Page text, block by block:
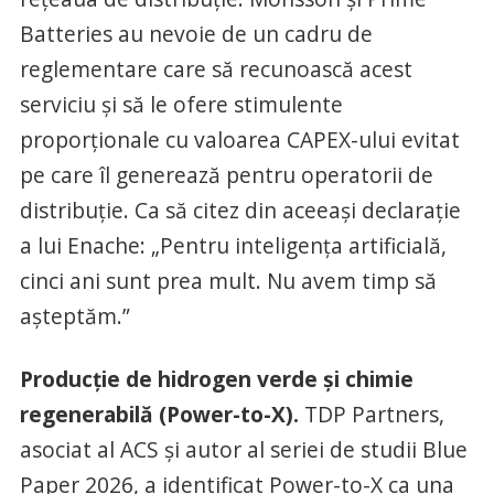
Batteries au nevoie de un cadru de
reglementare care să recunoască acest
serviciu și să le ofere stimulente
proporționale cu valoarea CAPEX-ului evitat
pe care îl generează pentru operatorii de
distribuție. Ca să citez din aceeași declarație
a lui Enache: „Pentru inteligența artificială,
cinci ani sunt prea mult. Nu avem timp să
așteptăm.”
Producție de hidrogen verde și chimie
regenerabilă (Power-to-X). TDP Partners,
asociat al ACS și autor al seriei de studii Blue
Paper 2026, a identificat Power-to-X ca una